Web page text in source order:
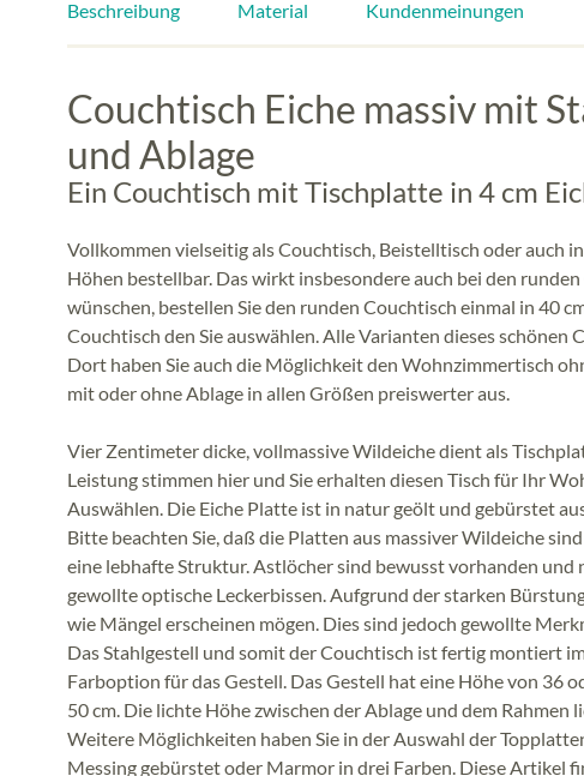
Beschreibung Material Kundenmeinungen
Couchtisch Eiche massiv mit
und Ablage
Ein Couchtisch mit Tischplatte in 4 cm
Vollkommen vielseitig als Couchtisch, Beistelltisch oder auch
Höhen bestellbar. Das wirkt insbesondere auch bei den
wünschen, bestellen Sie den runden Couchtisch einmal in 40
Couchtisch den Sie auswählen. Alle Varianten dieses schönen
Dort haben Sie auch die Möglichkeit den Wohnzimmertisch
mit oder ohne Ablage in allen Größen preiswerter aus.
Vier Zentimeter dicke, vollmassive Wildeiche dient als
Leistung stimmen hier und Sie erhalten diesen Tisch für Ihr
Auswählen. Die Eiche Platte ist in natur geölt und gebürstet
Bitte beachten Sie, daß die Platten aus massiver Wildeiche
eine lebhafte Struktur. Astlöcher sind bewusst vorhanden und
gewollte optische Leckerbissen. Aufgrund der starken
wie Mängel erscheinen mögen. Dies sind jedoch gewollte
Das Stahlgestell und somit der Couchtisch ist fertig montiert
Farboption für das Gestell. Das Gestell hat eine Höhe von 36
50 cm. Die lichte Höhe zwischen der Ablage und dem Rahmen
Weitere Möglichkeiten haben Sie in der Auswahl der
Messing gebürstet oder Marmor in drei Farben. Diese Artikel